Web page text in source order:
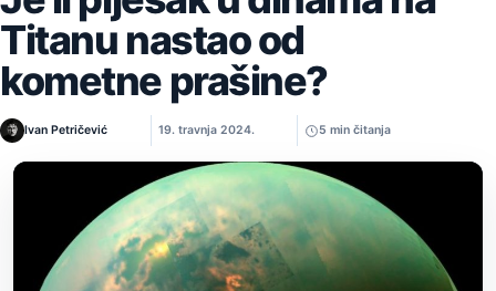
Titanu nastao od
kometne prašine?
Ivan Petričević 19. travnja 2024. 5 min čitanja